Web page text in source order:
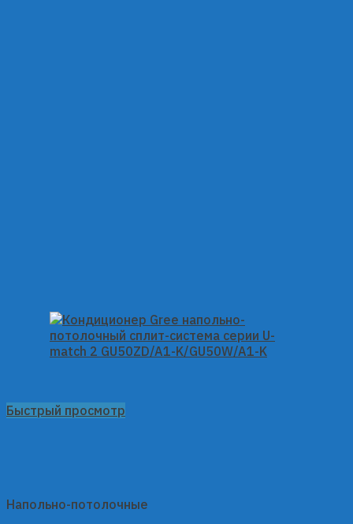
Быстрый просмотр
Напольно-потолочные